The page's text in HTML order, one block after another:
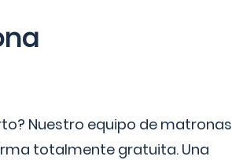
Nuestro equipo de matronas
totalmente gratuita. Una